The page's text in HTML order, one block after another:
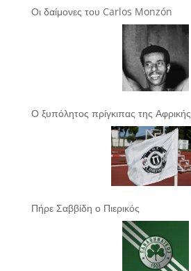
Οι δαίμονες του Carlos Monzón
Ο ξυπόλητος πρίγκιπας της Αφρικής
Πήρε Σαββίδη ο Πιερικός